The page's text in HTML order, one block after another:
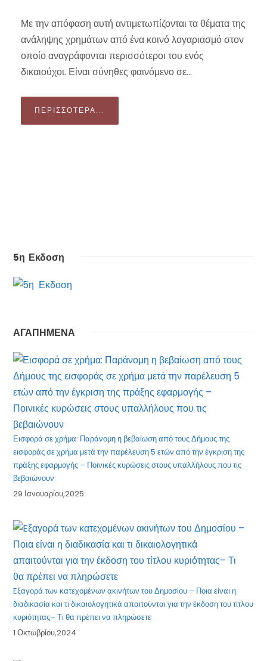
Με την απόφαση αυτή αντιμετωπίζονται τα θέματα της
ανάληψης χρημάτων από ένα κοινό λογαριασμό στον
οποίο αναγράφονται περισσότεροι του ενός
δικαιούχοι. Είναι σύνηθες φαινόμενο σε...
ΠΕΡΙΣΣΌΤΕΡΑ...
5η Εκδοση
ΑΓΑΠΗΜΕΝΑ
Εισφορά σε χρήμα: Παράνομη η βεβαίωση από τους Δήμους της
εισφοράς σε χρήμα μετά την παρέλευση 5 ετών από την έγκριση της
πράξης εφαρμογής – Ποινικές κυρώσεις στους υπαλλήλους που τις
βεβαιώνουν
29 Ιανουαρίου,2025
Eξαγορά των κατεχομένων ακινήτων του Δημοσίου – Ποια είναι η
διαδικασία και τι δικαιολογητικά απαιτούνται για την έκδοση του τίτλου
κυριότητας– Τι θα πρέπει να πληρώσετε
1 Οκτωβρίου,2024